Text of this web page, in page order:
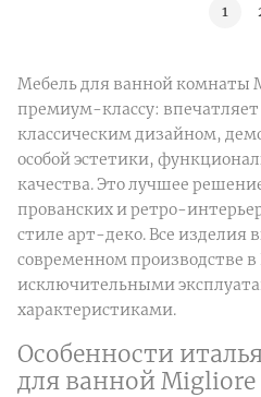
1
Мебель для ванной комнаты
премиум-классу:
классическим дизайном,
особой эстетики,
качества. Это лучшее
прованских и ретро-
стиле арт-деко. Все изделия
современном производстве
исключительными
характеристиками.
Особенности
для ванной Migliore